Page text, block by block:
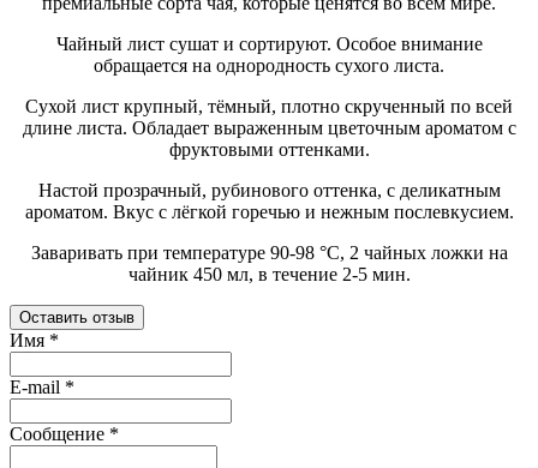
Чайный лист сушат и сортируют. Особое внимание
обращается на однородность сухого листа.
Сухой лист крупный, тёмный, плотно скрученный по всей
длине листа. Обладает выраженным цветочным ароматом с
фруктовыми оттенками.
Настой прозрачный, рубинового оттенка, с деликатным
ароматом. Вкус с лёгкой горечью и нежным послевкусием.
Заваривать при температуре 90-98 °C, 2 чайных ложки на
чайник 450 мл, в течение 2-5 мин.
Оставить отзыв
Имя *
E-mail *
Сообщение *